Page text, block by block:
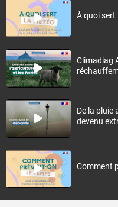
À quoi sert
Climadiag
De la pluie
devenu
Comment